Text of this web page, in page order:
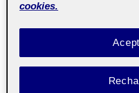
cookies.